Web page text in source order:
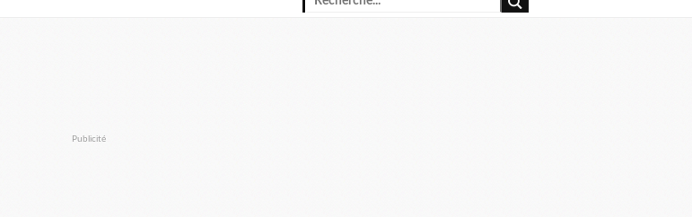
Publicité